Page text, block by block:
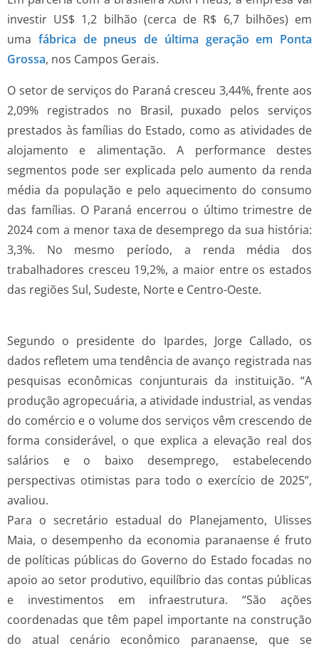
investir US$ 1,2 bilhão (cerca de R$ 6,7 bilhões) em
uma fábrica de pneus de última geração em Ponta
Grossa, nos Campos Gerais.
O setor de serviços do Paraná cresceu 3,44%, frente aos
2,09% registrados no Brasil, puxado pelos serviços
prestados às famílias do Estado, como as atividades de
alojamento e alimentação. A performance destes
segmentos pode ser explicada pelo aumento da renda
média da população e pelo aquecimento do consumo
das famílias. O Paraná encerrou o último trimestre de
2024 com a menor taxa de desemprego da sua história:
3,3%. No mesmo período, a renda média dos
trabalhadores cresceu 19,2%, a maior entre os estados
das regiões Sul, Sudeste, Norte e Centro-Oeste.
Segundo o presidente do Ipardes, Jorge Callado, os
dados refletem uma tendência de avanço registrada nas
pesquisas econômicas conjunturais da instituição. “A
produção agropecuária, a atividade industrial, as vendas
do comércio e o volume dos serviços vêm crescendo de
forma considerável, o que explica a elevação real dos
salários e o baixo desemprego, estabelecendo
perspectivas otimistas para todo o exercício de 2025”,
avaliou.
Para o secretário estadual do Planejamento, Ulisses
Maia, o desempenho da economia paranaense é fruto
de políticas públicas do Governo do Estado focadas no
apoio ao setor produtivo, equilíbrio das contas públicas
e investimentos em infraestrutura. “São ações
coordenadas que têm papel importante na construção
do atual cenário econômico paranaense, que se